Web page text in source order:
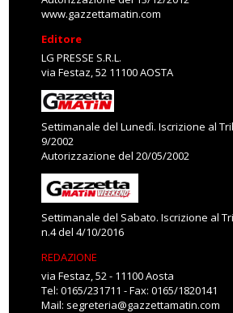
www.gazzettamatin.com
Editore
LG PRESSE S.R.L.
via Festaz, 52 11100 AOSTA
Settimanale del Lunedì. Iscrizione al
9/2002
Autorizzazione del 20/05/2002
Settimanale del Sabato. Iscrizione al
n.4 del 4/10/2016
REDAZIONE
via Festaz, 52 - 11100 Aosta
Tel: 0165/231711 - Fax: 0165/1820141
Mail: segreteria@gazzettamatin.com